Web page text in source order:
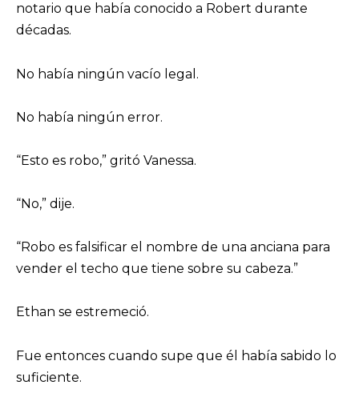
notario que había conocido a Robert durante
décadas.
No había ningún vacío legal.
No había ningún error.
“Esto es robo,” gritó Vanessa.
“No,” dije.
“Robo es falsificar el nombre de una anciana para
vender el techo que tiene sobre su cabeza.”
Ethan se estremeció.
Fue entonces cuando supe que él había sabido lo
suficiente.